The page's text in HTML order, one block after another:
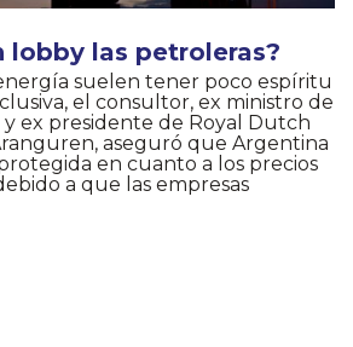
lobby las petroleras?
suelen tener poco espíritu
el consultor, ex ministro de
ex presidente de Royal Dutch
aseguró que Argentina
en cuanto a los precios
a que las empresas